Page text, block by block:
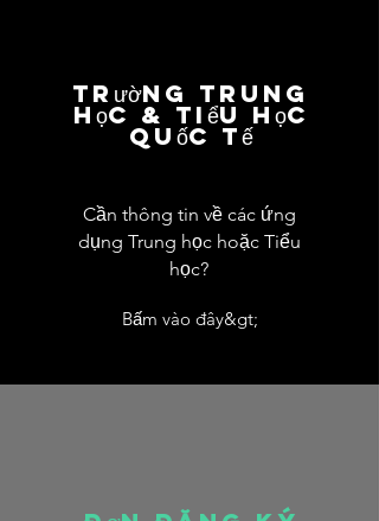
Trường Trung
học & Tiểu học
Quốc tế
Cần thông tin về các ứng
dụng Trung học hoặc Tiểu
học?
Bấm vào đây&gt;